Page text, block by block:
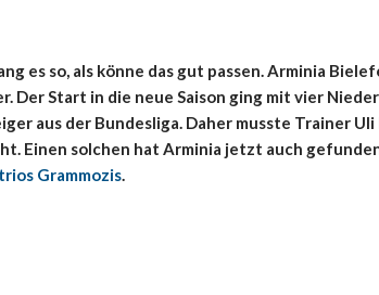
es so, als könne das gut passen. Arminia
Der Start in die neue Saison ging mit vier
aus der Bundesliga. Daher musste Trainer
Einen solchen hat Arminia jetzt auch
Grammozis.